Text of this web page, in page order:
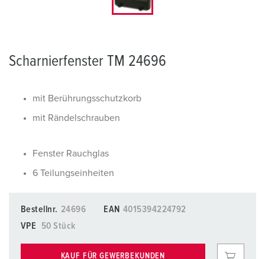
Scharnierfenster TM 24696
mit Berührungsschutzkorb
mit Rändelschrauben
Fenster Rauchglas
6 Teilungseinheiten
Bestellnr. 24696 EAN 4015394224792
VPE
50 Stück
KAUF FÜR GEWERBEKUNDEN